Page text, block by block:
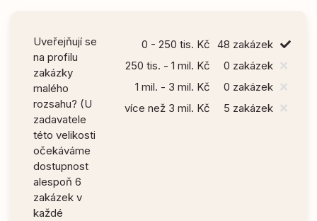
Uveřejňují se
na profilu
zakázky
malého
rozsahu? (U
zadavatele
této velikosti
očekáváme
dostupnost
alespoň 6
zakázek v
každé
0 - 250 tis. Kč 48 zakázek
250 tis. - 1 mil. Kč
0 zakázek
1 mil. - 3 mil. Kč
0 zakázek
více než 3 mil. Kč
5 zakázek